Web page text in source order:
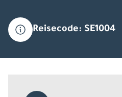
Reisecode: SE1004